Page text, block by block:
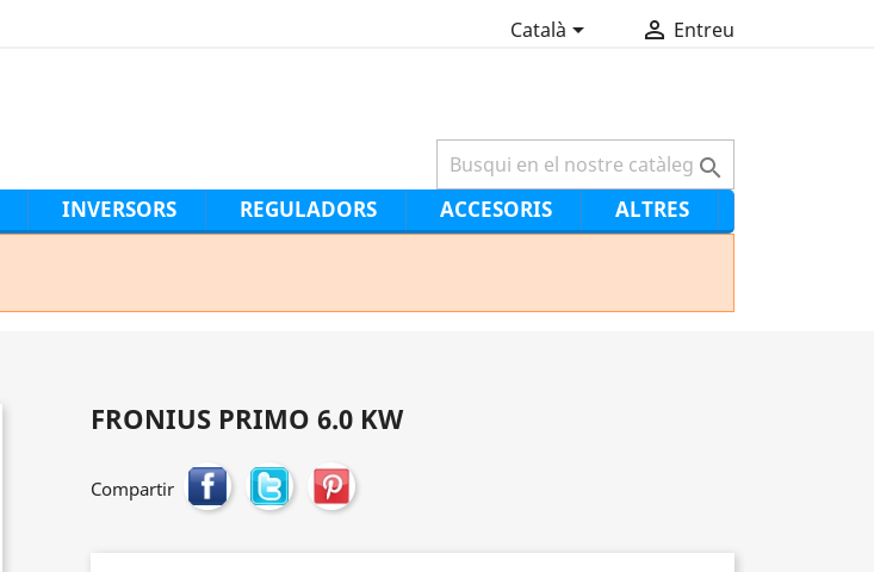
Català  Entreu

INVERSORS REGULADORS ACCESORIS ALTRES
FRONIUS PRIMO 6.0 KW
Compartir